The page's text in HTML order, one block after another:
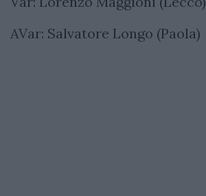
AVar: Salvatore Longo (Paola)